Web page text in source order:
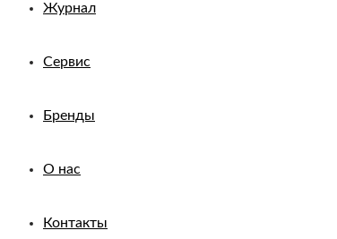
Журнал
Сервис
Бренды
О нас
Контакты